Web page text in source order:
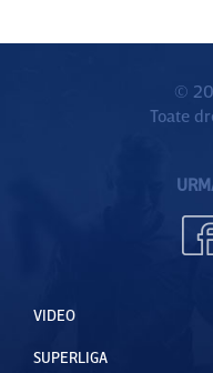
©
Toate
VIDEO
SUPERLIGA